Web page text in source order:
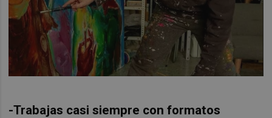
-Trabajas casi siempre con formatos